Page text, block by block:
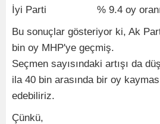
İyi Parti % 9.4 oy oranı
Bu sonuçlar gösteriyor ki, Ak
bin oy MHP'ye geçmiş.
Seçmen sayısındaki artışı da
ila 40 bin arasında bir oy
edebiliriz.
Çünkü,